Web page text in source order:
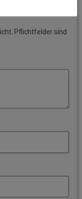
Pflichtfelder sind